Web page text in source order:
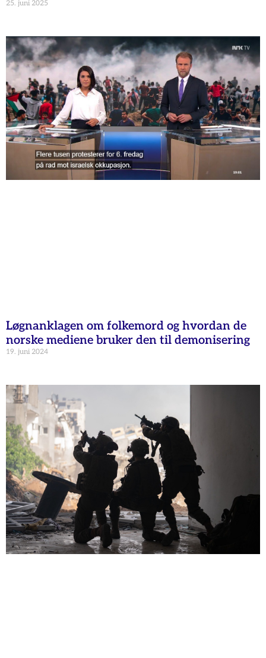
25. juni 2025
Løgnanklagen om folkemord og hvordan de
norske mediene bruker den til demonisering
19. juni 2024